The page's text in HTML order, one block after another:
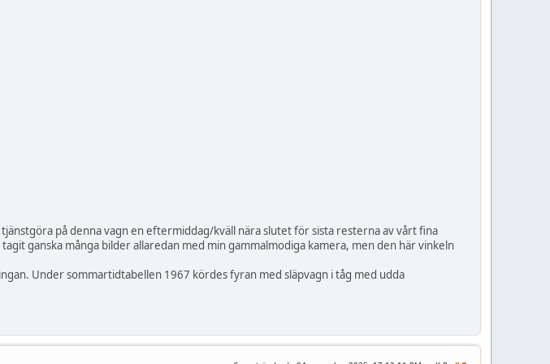
på denna vagn en eftermiddag/kväll nära slutet för sista resterna av vårt fina
ganska många bilder allaredan med min gammalmodiga kamera, men den här vinkeln
Under sommartidtabellen 1967 kördes fyran med släpvagn i tåg med udda